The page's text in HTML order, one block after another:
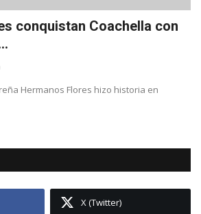
conquistan Coachella con
Hermanos Flores hizo historia en
X (Twitter)